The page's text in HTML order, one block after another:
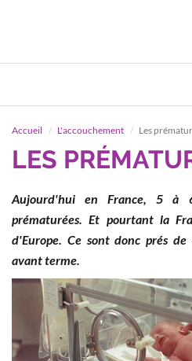
Accueil L'accouchement Les
LES
Aujourd'hui en France, 5 à
prématurées. Et pourtant la
d'Europe. Ce sont donc prés
avant terme.